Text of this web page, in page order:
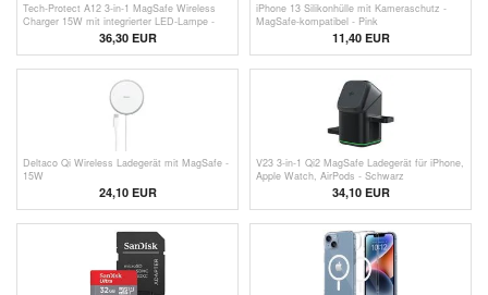
Tech-Protect A12 3-in-1 MagSafe Wireless
Charger 15W mit integrierter LED-Lampe -
36,30 EUR
iPhone 13 Silikonhülle mit Kameraschutz -
MagSafe-kompatibel - Pink
11,40 EUR
Deltaco Qi Wireless Ladegerät mit MagSafe -
15W
24,10 EUR
V23 3-in-1 Qi2 MagSafe Ladegerät für iPhone,
Apple Watch, AirPods - Schwarz
34,10EUR